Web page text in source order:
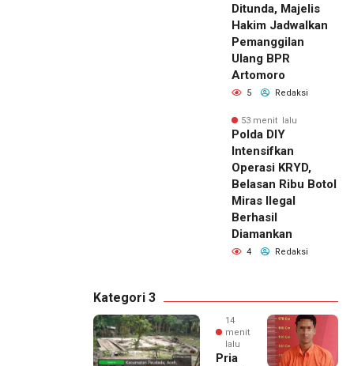
Ditunda, Majelis
Hakim Jadwalkan
Pemanggilan
Ulang BPR
Artomoro
5 Redaksi
53 menit lalu
Polda DIY
Intensifkan
Operasi KRYD,
Belasan Ribu Botol
Miras Ilegal
Berhasil
Diamankan
4 Redaksi
Kategori 3
14
menit
lalu
Pria